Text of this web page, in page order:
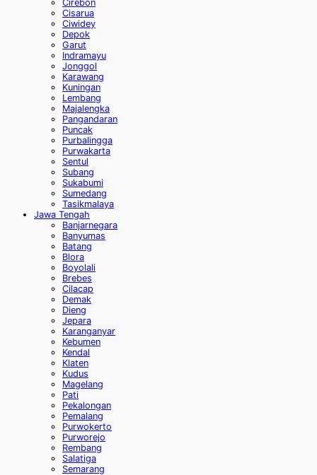
Cirebon
Cisarua
Ciwidey
Depok
Garut
Indramayu
Jonggol
Karawang
Kuningan
Lembang
Majalengka
Pangandaran
Puncak
Purbalingga
Purwakarta
Sentul
Subang
Sukabumi
Sumedang
Tasikmalaya
Jawa Tengah
Banjarnegara
Banyumas
Batang
Blora
Boyolali
Brebes
Cilacap
Demak
Dieng
Jepara
Karanganyar
Kebumen
Kendal
Klaten
Kudus
Magelang
Pati
Pekalongan
Pemalang
Purwokerto
Purworejo
Rembang
Salatiga
Semarang